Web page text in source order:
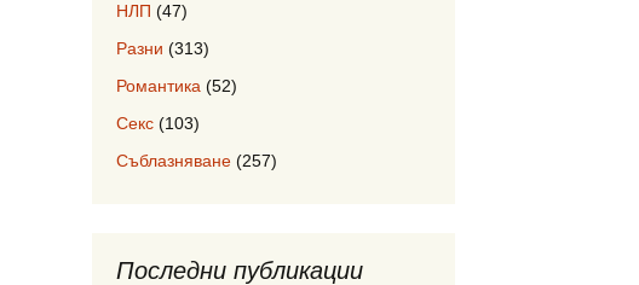
НЛП (47)
Разни (313)
Романтика (52)
Секс (103)
Съблазняване (257)
Последни публикации